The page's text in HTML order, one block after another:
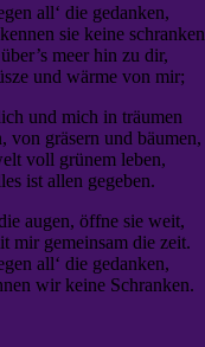
all‘ die gedanken,
sie keine
meer hin zu dir,
und wärme von mir;
und mich in träumen
von gräsern und bäumen,
voll grünem leben,
ist allen gegeben.
augen, öffne sie weit,
mir gemeinsam die zeit.
all‘ die gedanken,
wir keine Schranken.